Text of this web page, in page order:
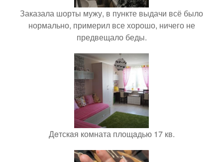
Заказала шорты мужу, в пункте выдачи всё было
нормально, примерил все хорошо, ничего не
предвещало беды.
Дeтскaя комната площaдью 17 кв.